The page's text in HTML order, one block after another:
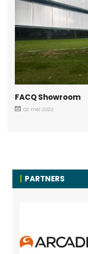
FACQ Showroom
02 mei 2022
PARTNERS